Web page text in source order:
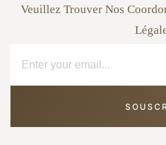
Veuillez Trouver Nos